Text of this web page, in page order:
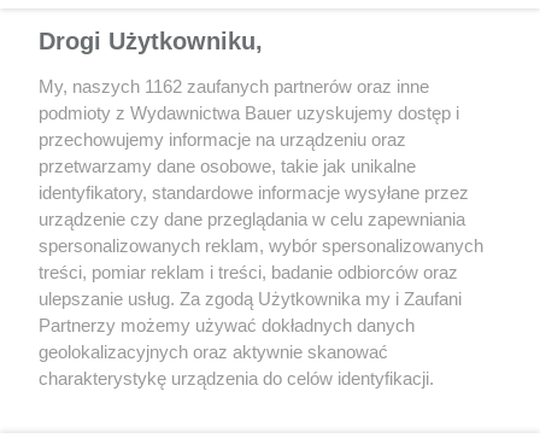
AKTUALNOŚCI
Chińska marka samochodowa
Avatr pozywa influencera na kwotę
1,4 mln dolarów. Powód?
AKTUALNOŚCI
Najszybciej
producent
łapie zadyszkę
Drogi Użytkowniku,
My, naszych 1162 zaufanych partnerów oraz inne
podmioty z Wydawnictwa Bauer uzyskujemy dostęp i
przechowujemy informacje na urządzeniu oraz
przetwarzamy dane osobowe, takie jak unikalne
identyfikatory, standardowe informacje wysyłane przez
urządzenie czy dane przeglądania w celu zapewniania
spersonalizowanych reklam, wybór spersonalizowanych
treści, pomiar reklam i treści, badanie odbiorców oraz
ulepszanie usług. Za zgodą Użytkownika my i Zaufani
Partnerzy możemy używać dokładnych danych
geolokalizacyjnych oraz aktywnie skanować
charakterystykę urządzenia do celów identyfikacji.